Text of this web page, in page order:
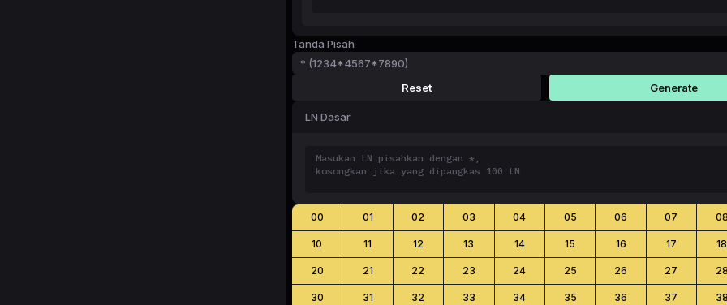
Tanda Pisah
* (1234*4567*7890)
Reset
Generate
LN Dasar
00 01 02 03 04 05 06 07
10 11 12 13 14 15 16 17 18
20 21 22 23 24 25 26 27
30 31 32 33 34 35 36 37